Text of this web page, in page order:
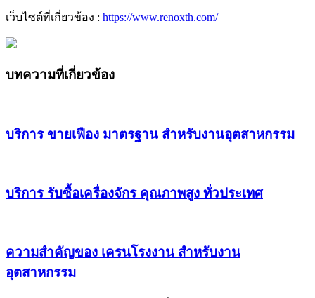
เว็บไซต์ที่เกี่ยวข้อง : https://www.renoxth.com/
บทความที่เกี่ยวข้อง
บริการ ขายเฟือง มาตรฐาน สำหรับงานอุตสาหกรรม
บริการ รับซื้อเครื่องจักร คุณภาพสูง ทั่วประเทศ
ความสำคัญของ เครนโรงงาน สำหรับงาน
อุตสาหกรรม